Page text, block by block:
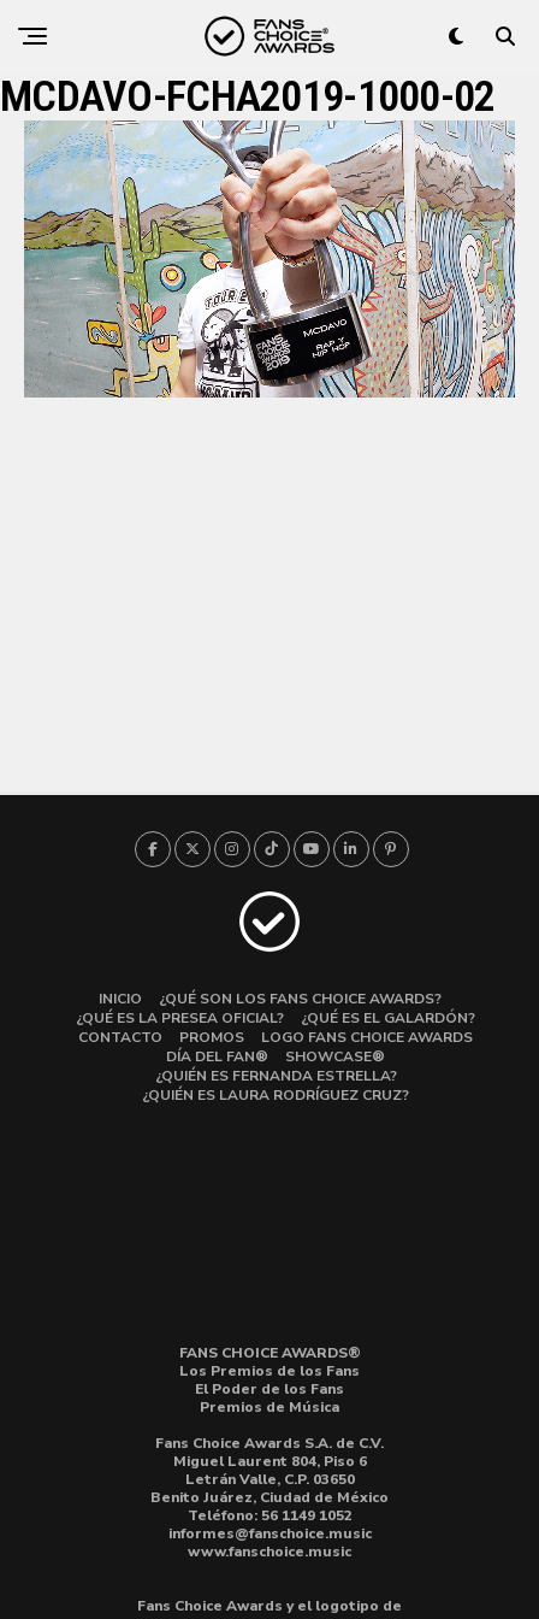
MCDAVO-FCHA2019-1000-02
INICIO
¿QUÉ SON LOS FANS CHOICE AWARDS?
¿QUÉ ES LA PRESEA OFICIAL?
¿QUÉ ES EL GALARDÓN?
CONTACTO
PROMOS
LOGO FANS CHOICE AWARDS
DÍA DEL FAN®
SHOWCASE®
¿QUIÉN ES FERNANDA ESTRELLA?
¿QUIÉN ES LAURA RODRÍGUEZ CRUZ?
FANS CHOICE AWARDS®
Los Premios de los Fans
El Poder de los Fans
Premios de Música
Fans Choice Awards S.A. de C.V.
Miguel Laurent 804, Piso 6
Letrán Valle, C.P. 03650
Benito Juárez, Ciudad de México
Teléfono: 56 1149 1052
informes@fanschoice.music
www.fanschoice.music
Fans Choice Awards y el logotipo de